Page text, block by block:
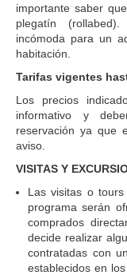
importante saber
plegatín
incómoda para un
habitación.
Tarifas vigentes
Los precios
informativo y
reservación ya que
aviso.
VISITAS Y
Las visitas o
programa serán
comprados
decide realizar
contratadas con
establecidos en